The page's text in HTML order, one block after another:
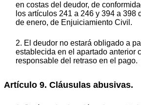
en costas del deudor, de
los artículos 241 a 246 y 394 a 398
de enero, de Enjuiciamiento Civil.
2. El deudor no estará obligado a
establecida en el apartado anterior
responsable del retraso en el pago.
Artículo 9. Cláusulas abusivas.